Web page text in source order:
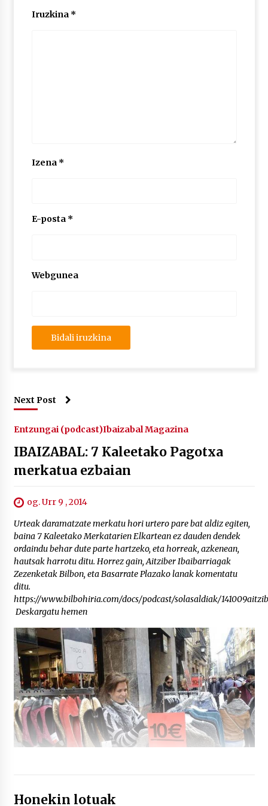
Iruzkina *
Izena *
E-posta *
Webgunea
Next Post
Entzungai (podcast)Ibaizabal Magazina
IBAIZABAL: 7 Kaleetako Pagotxa
merkatua ezbaian
og. Urr 9 , 2014
Urteak daramatzate merkatu hori urtero pare bat aldiz egiten,
baina 7 Kaleetako Merkatarien Elkartean ez dauden dendek
ordaindu behar dute parte hartzeko, eta horreak, azkenean,
hautsak harrotu ditu. Horrez gain, Aitziber Ibaibarriagak
Zezenketak Bilbon, eta Basarrate Plazako lanak komentatu
ditu.
https://www.bilbohiria.com/docs/podcast/solasaldiak/
Deskargatu hemen
Honekin lotuak